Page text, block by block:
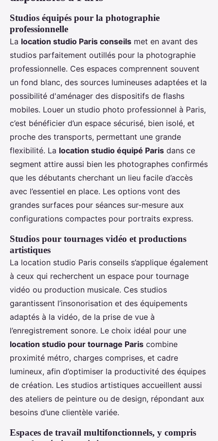
Studios équipés pour la photographie
professionnelle
La location studio Paris conseils met en avant des
studios parfaitement outillés pour la photographie
professionnelle. Ces espaces comprennent souvent
un fond blanc, des sources lumineuses adaptées et la
possibilité d'aménager des dispositifs de flashs
mobiles. Louer un studio photo professionnel à Paris,
c’est bénéficier d’un espace sécurisé, bien isolé, et
proche des transports, permettant une grande
flexibilité. La location studio équipé Paris dans ce
segment attire aussi bien les photographes confirmés
que les débutants cherchant un lieu facile d’accès
avec l’essentiel en place. Les options vont des
grandes surfaces pour séances sur-mesure aux
configurations compactes pour portraits express.
Studios pour tournages vidéo et productions
artistiques
La location studio Paris conseils s’applique également
à ceux qui recherchent un espace pour tournage
vidéo ou production musicale. Ces studios
garantissent l’insonorisation et des équipements
adaptés à la vidéo, de la prise de vue à
l’enregistrement sonore. Le choix idéal pour une
location studio pour tournage Paris combine
proximité métro, charges comprises, et cadre
lumineux, afin d’optimiser la productivité des équipes
de création. Les studios artistiques accueillent aussi
des ateliers de peinture ou de design, répondant aux
besoins d’une clientèle variée.
Espaces de travail multifonctionnels, y compris